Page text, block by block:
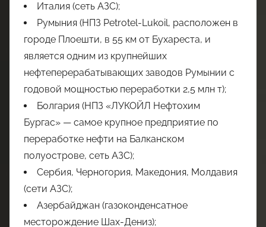
Италия (сеть АЗС);
Румыния (НПЗ Petrotel-Lukoil, расположен в
городе Плоешти, в 55 км от Бухареста, и
является одним из крупнейших
нефтеперерабатывающих заводов Румынии с
годовой мощностью переработки 2,5 млн т);
Болгария (НПЗ «ЛУКОЙЛ Нефтохим
Бургас» — самое крупное предприятие по
переработке нефти на Балканском
полуострове, сеть АЗС);
Сербия, Черногория, Македония, Молдавия
(сети АЗС);
Азербайджан (газоконденсатное
месторождение Шах-Дениз);